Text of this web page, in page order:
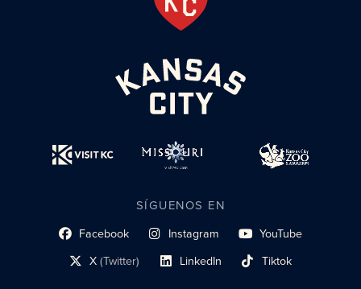
SÍGUENOS EN
Facebook
enlace al perfil social Instagram
enlace de perfil social YouTube
enlace de perfil social
X(Twitter)
enlace al perfil social LinkedIn
enlace al perfil social Tiktok
enlace al perfil social